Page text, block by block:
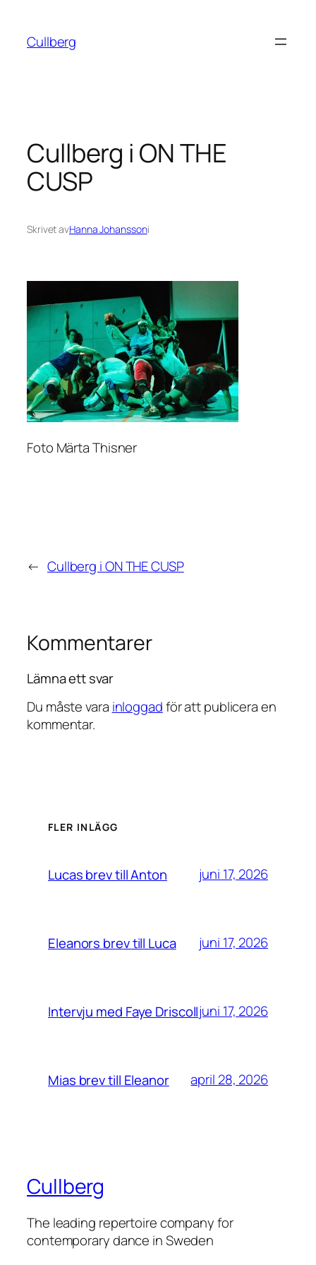
innehåll
Cullberg
Cullberg i ON THE
CUSP
Skrivet avHanna Johanssoni
Foto Märta Thisner
← Cullberg i ON THE CUSP
Kommentarer
Lämna ett svar
Du måste vara inloggadför att publicera en
kommentar.
FLER INLÄGG
Lucas brev till Anton juni 17, 2026
Eleanors brev till Luca juni 17, 2026
Intervju med Faye Driscolljuni 17, 2026
Mias brev till Eleanor april 28, 2026
Cullberg
The leading repertoire company for
contemporary dance in Sweden